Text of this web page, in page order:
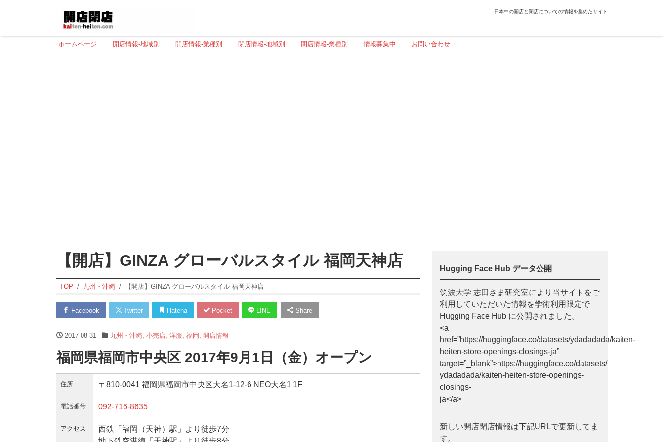
日本中の開店と閉店についての情報を集めたサイト
ホームページ 開店情報-地域別 開店情報-業種別 閉店情報-地域別 閉店情報-業種別 情報募集中 お問い合わせ
【開店】GINZA グローバルスタイル 福岡天神店
TOP 九州・沖縄 【開店】GINZA グローバルスタイル 福岡天神店
Facebook Twitter Hatena Pocket LINE Share
2017-08-31 九州・沖縄 小売店, 洋服 福岡 開店情報
福岡県福岡市中央区 2017年9月1日（金）オープン
住所 〒810-0041 福岡県福岡市中央区大名1-12-6 NEO大名1 1F
電話番号 092-716-8635
アクセス
西鉄「福岡（天神）駅」より徒歩7分
Hugging Face Hub データ公開
筑波大学 志田さま研究室により当サイトをご
利用していただいた情報を学術利用限定で
Hugging Face Hub に公開されました。
<a
href=”https://huggingface.co/datasets/ydadadada/kaiten-
heiten-store-openings-closings-ja”
target=”_blank”>https://huggingface.co/datasets/
ydadadada/kaiten-heiten-store-openings-
closings-
ja</a>
新しい開店閉店情報は下記URLで更新してま
す。